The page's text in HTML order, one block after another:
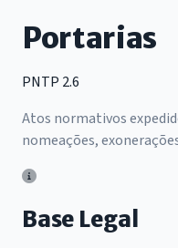
Portarias
PNTP 2.6
Atos normativos
nomeações,
Base Legal